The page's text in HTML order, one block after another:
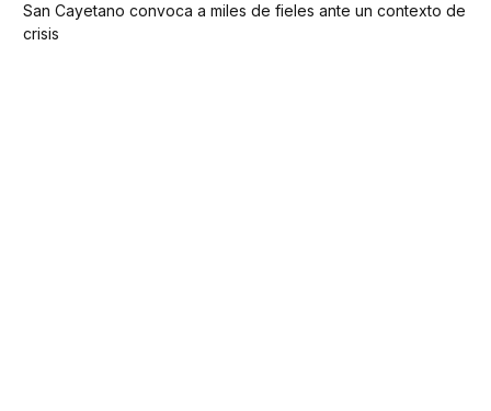
San Cayetano convoca a miles de fieles ante un contexto de
crisis